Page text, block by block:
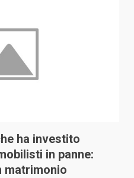
ha investito
in panne:
matrimonio